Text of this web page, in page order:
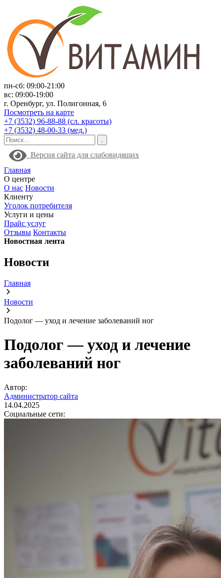
пн-сб: 09:00-21:00
вс: 09:00-19:00
г. Оренбург, ул. Полигонная, 6
Посмотреть на карте
+7 (3532) 96-88-88 (сл. красоты)
+7 (3532) 48-00-33 (мед.)
Версия сайта для слабовидящих
Главная
О центре
О нас Новости
Клиенту
Уголок потребителя
Услуги и цены
Прайс услуг
Отзывы Контакты
Новостная лента
Новости
Главная
Новости
Подолог — уход и лечение заболеваний ног
Подолог — уход и лечение
заболеваний ног
Автор:
Администратор сайта
14.04.2025
Социальные сети: